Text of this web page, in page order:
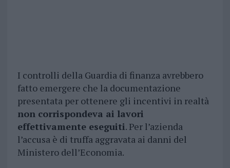
I controlli della Guardia di finanza avrebbero
fatto emergere che la documentazione
presentata per ottenere gli incentivi in realtà
non corrispondeva ai lavori
effettivamente eseguiti. Per l’azienda
l’accusa è di truffa aggravata ai danni del
Ministero dell’Economia.